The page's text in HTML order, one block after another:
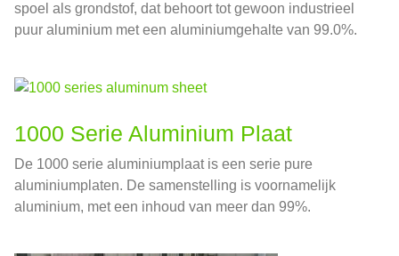
spoel als grondstof, dat behoort tot gewoon industrieel
puur aluminium met een aluminiumgehalte van 99.0%.
1000 Serie Aluminium Plaat
De 1000 serie aluminiumplaat is een serie pure
aluminiumplaten. De samenstelling is voornamelijk
aluminium, met een inhoud van meer dan 99%.